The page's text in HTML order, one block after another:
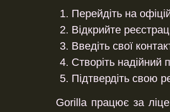
Перейдіть на
Відкрийте
Введіть свої
Створіть надійний
Підтвердіть свою
Gorilla працює за